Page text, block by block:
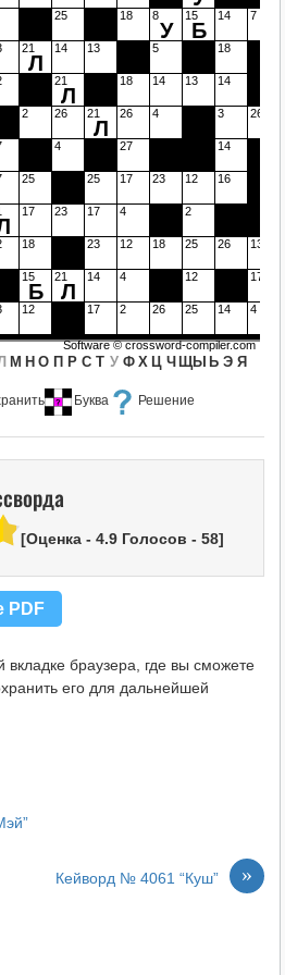
Буква Решение
25 18 8
У
15
Б
14 7
21
Л
14 13 5 18
21
Л
18 14 13 14
2 26 21
Л
26 4 3 26
4 27 14
25 25 17 23 12 16
17 23 17 4 2
18 23 12 18 25 26 13
15
Б
21
Л
14 4 12 17
12 17 2 26 25 14 4
М Н О П Р С Т У Ф Х Ц Ч ЩЫ Ь Э Я
Software ©crossword-compiler.com
[Оценка - 4.9Голосов - 58]
PDF
вкладке браузера, где вы сможете
его для дальнейшей
»
Кейворд № 4061 “Куш”